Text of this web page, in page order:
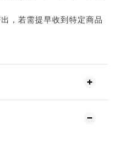
，若需提早收到特定商品